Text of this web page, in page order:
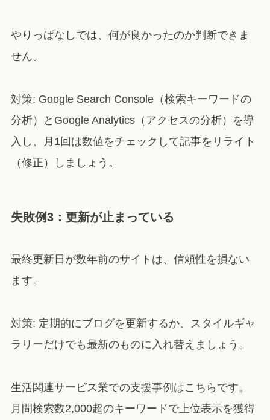
やりっぱなしでは、何が良かったのか判断できま
せん。
対策: Google Search Console（検索キーワードの
分析）とGoogle Analytics（アクセスの分析）を導
入し、月1回は数値をチェックして記事をリライト
（修正）しましょう。
失敗例3：更新が止まっている
最終更新日が数年前のサイトは、信頼性を損ない
ます。
対策: 定期的にブログを更新するか、スタイルギャ
ラリーだけでも最新のものに入れ替えましょう。
生活関連サービス業での支援事例はこちらです。
月間検索数2,000超のキーワードで上位表示を獲得